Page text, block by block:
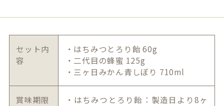
セット内
容
・はちみつとろり飴 60g
・二代目の蜂蜜 125g
・三ヶ日みかん青しぼり 710ml
賞味期限
・はちみつとろり飴：製造日より8ヶ